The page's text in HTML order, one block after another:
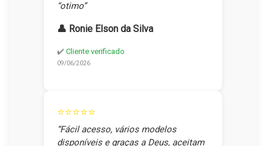
“otimo”
👤 Ronie Elson da Silva
✔️ Cliente verificado
09/06/2026
⭐⭐⭐⭐⭐
“Fácil acesso, vários modelos
disponíveis e graças a Deus, aceitam